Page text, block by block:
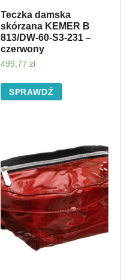
Teczka damska
skórzana KEMER B
813/DW-60-S3-231 –
czerwony
499,77 zł
SPRAWDŹ